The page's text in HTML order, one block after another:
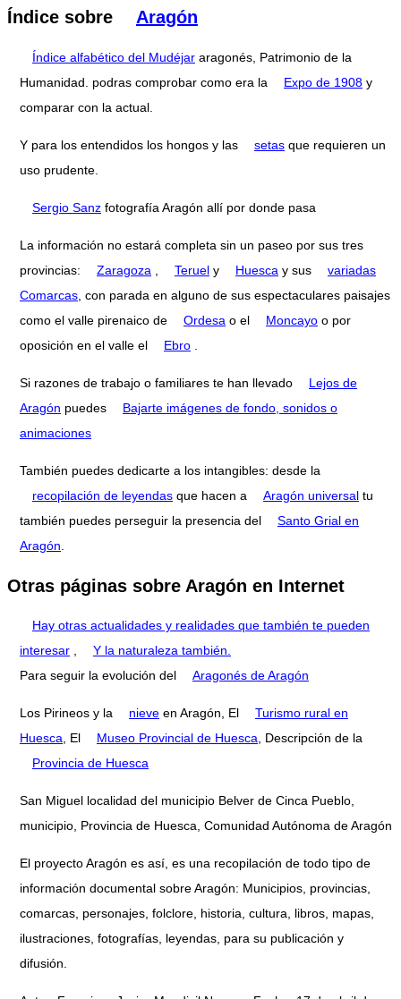
Índice sobre Aragón
Índice alfabético del Mudéjar aragonés, Patrimonio de la
Humanidad. podras comprobar como era la
Expo de 1908 y
comparar con la actual.
Y para los entendidos los hongos y las setas que requieren un
uso prudente.
Sergio Sanz fotografía Aragón allí por donde pasa
La información no estará completa sin un paseo por sus tres
provincias:
Zaragoza Teruel y Huesca y sus
variadas
Comarcas , con parada en alguno de sus espectaculares paisajes
como el valle pirenaico de
Ordesa o el Moncayo o por
oposición en el valle el
Ebro
Si razones de trabajo o familiares te han llevado
Lejos de
Aragón puedes
Bajarte imágenes de fondo, sonidos o
animaciones
También puedes dedicarte a los intangibles: desde la
recopilación de leyendas que hacen a Aragón universal tu
también puedes perseguir la presencia del
Santo Grial en
Aragón
Otras páginas sobre Aragón en Internet
Hay otras actualidades y realidades que también te pueden
interesar ,
Y la naturaleza también.
Para seguir la evolución del
Aragonés de Aragón
Los Pirineos y la nieve en Aragón, El
Turismo rural en
Huesca, El Museo Provincial de Huesca, Descripción de la
Provincia de Huesca
San Miguel localidad del municipio Belver de Cinca Pueblo,
municipio, Provincia de Huesca, Comunidad Autónoma de Aragón
El proyecto Aragón es así, es una recopilación de todo tipo de
información documental sobre Aragón: Municipios, provincias,
comarcas, personajes, folclore, historia, cultura, libros, mapas,
ilustraciones, fotografías, leyendas, para su publicación y
difusión.